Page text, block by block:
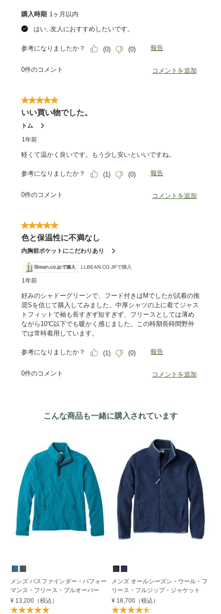
こんな商品も一緒に購入されています
メンズ パスファインダー・パフォー
マンス・フリース・プルオーバー
¥ 13,200（税込）
メンズ オールシーズン・ウール・フ
リース・フルジップ・ジャケット
¥ 18,700 （税込）